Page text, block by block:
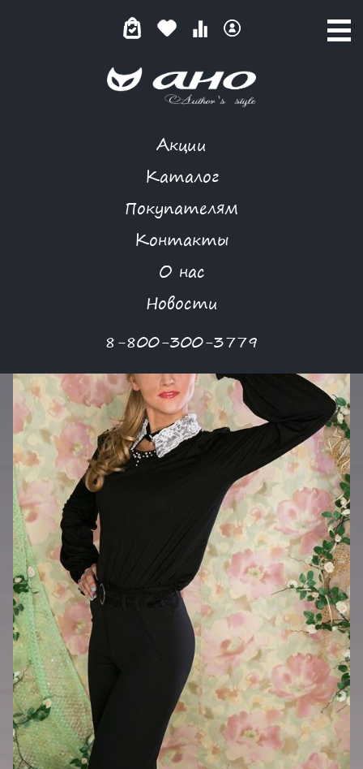
Акции
Каталог
Покупателям
Контакты
О нас
Новости
8-800-300-3779
ЧУВСТВО СТИЛЯ